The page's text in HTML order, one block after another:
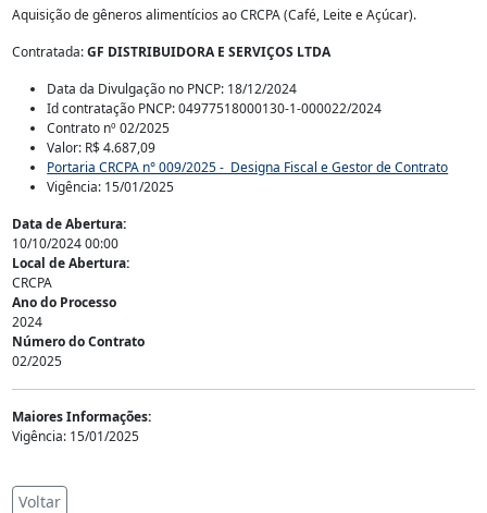
Aquisição de gêneros alimentícios ao CRCPA (Café, Leite e Açúcar).
Contratada:GF DISTRIBUIDORA E SERVIÇOS LTDA
Data da Divulgação no PNCP: 18/12/2024
Id contratação PNCP: 04977518000130-1-000022/2024
Contrato nº 02/2025
Valor: R$ 4.687,09
Portaria CRCPA n° 009/2025 - Designa Fiscal e Gestor de Contrato
Vigência: 15/01/2025
Data de Abertura:
10/10/2024 00:00
Local de Abertura:
CRCPA
Ano do Processo
2024
Número do Contrato
02/2025
Maiores Informações:
Vigência: 15/01/2025
Voltar